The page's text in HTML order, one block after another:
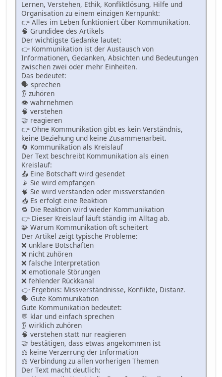
Lernen, Verstehen, Ethik, Konfliktlösung, Hilfe und
Organisation zu einem einzigen Kernpunkt:
👉 Alles im Leben funktioniert über Kommunikation.
🧠 Grundidee des Artikels
Der wichtigste Gedanke lautet:
👉 Kommunikation ist der Austausch von
Informationen, Gedanken, Absichten und Bedeutungen
zwischen zwei oder mehr Einheiten.
Das bedeutet:
🗣 sprechen
👂 zuhören
👁 wahrnehmen
🧠 verstehen
🤝 reagieren
👉 Ohne Kommunikation gibt es kein Verständnis,
keine Beziehung und keine Zusammenarbeit.
🔄 Kommunikation als Kreislauf
Der Text beschreibt Kommunikation als einen
Kreislauf:
📤 Eine Botschaft wird gesendet
📡 Sie wird empfangen
🧠 Sie wird verstanden oder missverstanden
📥 Es erfolgt eine Reaktion
🔁 Die Reaktion wird wieder Kommunikation
👉 Dieser Kreislauf läuft ständig im Alltag ab.
🧩 Warum Kommunikation oft scheitert
Der Artikel zeigt typische Probleme:
❌ unklare Botschaften
❌ nicht zuhören
❌ falsche Interpretation
❌ emotionale Störungen
❌ fehlender Rückkanal
👉 Ergebnis: Missverständnisse, Konflikte, Distanz.
🗣 Gute Kommunikation
Gute Kommunikation bedeutet:
💬 klar und einfach sprechen
👂 wirklich zuhören
🧠 verstehen statt nur reagieren
🤝 bestätigen, dass etwas angekommen ist
⚖️ keine Verzerrung der Information
⚖️ Verbindung zu allen vorherigen Themen
Der Text macht deutlich: